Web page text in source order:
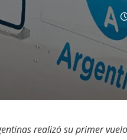
realizó su primer